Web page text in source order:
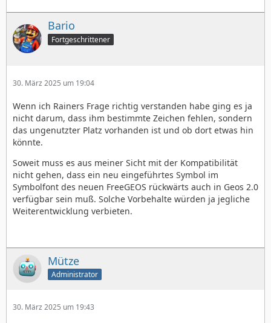
Bario
Fortgeschrittener
30. März 2025 um 19:04
Wenn ich Rainers Frage richtig verstanden habe ging es ja
nicht darum, dass ihm bestimmte Zeichen fehlen, sondern
das ungenutzter Platz vorhanden ist und ob dort etwas hin
könnte.
Soweit muss es aus meiner Sicht mit der Kompatibilität
nicht gehen, dass ein neu eingeführtes Symbol im
Symbolfont des neuen FreeGEOS rückwärts auch in Geos 2.0
verfügbar sein muß. Solche Vorbehalte würden ja jegliche
Weiterentwicklung verbieten.
Mütze
Administrator
30. März 2025 um 19:43